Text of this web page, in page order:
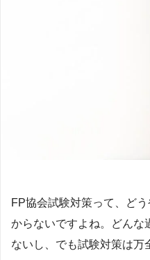
FP協会試験対策って、ど
からないですよね。どんな
ないし、でも試験対策は万